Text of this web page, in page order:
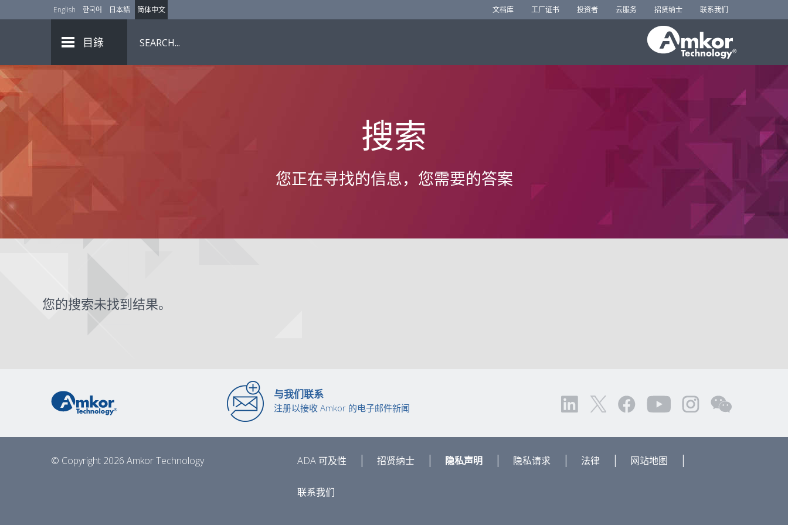
English 한국어 日本語 简体中文 文档库 工厂证书 投资者 云服务 招贤纳士 联系我们
目錄
搜索
您正在寻找的信息，您需要的答案
您的搜索未找到结果。
与我们联系
注册以接收 Amkor 的电子邮件新闻
© Copyright 2026 Amkor Technology ADA 可及性 | 招贤纳士 | 隐私声明 | 隐私请求 | 法律 | 网站地图 |
联系我们